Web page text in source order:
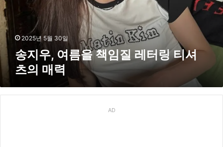
을
책
임
질
레
터
셔
2025년 5월 30일
송지우, 여름을 책임질 레터링 티셔
츠의 매력
AD